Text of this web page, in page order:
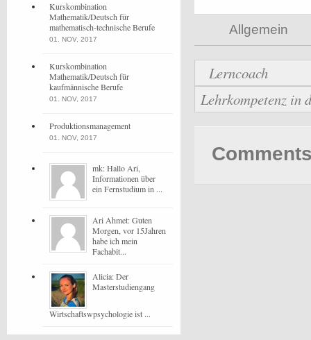
Allgemein
Lerncoach
Lehrkompetenz in
Kurskombination
Mathematik/Deutsch für
mathematisch-technische Berufe
01. NOV, 2017
Kurskombination
Mathematik/Deutsch für
kaufmännische Berufe
01. NOV, 2017
Produktionsmanagement
01. NOV, 2017
mk: Hallo Ari,
Informationen über
ein Fernstudium in ...
Ari Ahmet: Guten
Morgen, vor 15Jahren
habe ich mein
Fachabit...
Alicia: Der
Masterstudiengang
Wirtschaftswpsychologie ist ...